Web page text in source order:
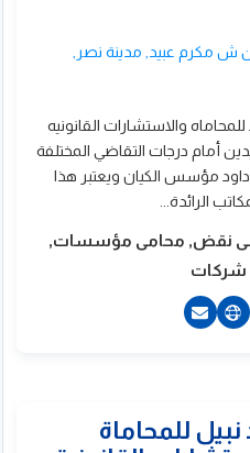
مكرم عبيد, مدينة نصر,
داود للمحاماه والاستشارات القانونيه
أمام درجات التقاضي المختلفة
مؤسس الكيان ويعتبر هذا
الرائدة...
نقض, محامى مؤسسات,